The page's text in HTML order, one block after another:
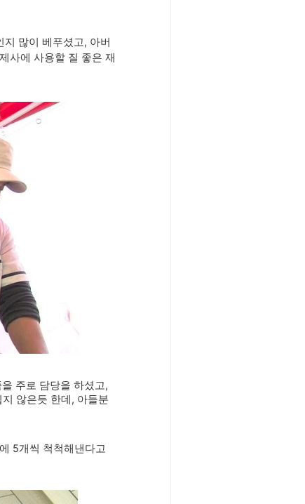
지 많이 베푸셨고, 아버
사에 사용할 질 좋은 재
주로 담당을 하셨고,
않은듯 한데, 아들분
5개씩 척척해낸다고